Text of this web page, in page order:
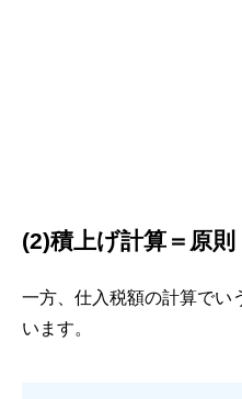
(2)積上げ計算＝原則
一方、仕入税額の計算でい
います。